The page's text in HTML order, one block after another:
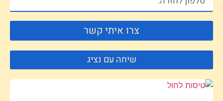
צרו איתי קשר
שיחה עם נציג